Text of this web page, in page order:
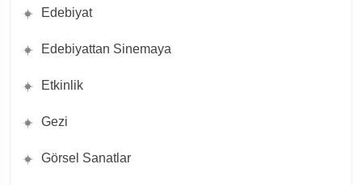
Edebiyat
Edebiyattan Sinemaya
Etkinlik
Gezi
Görsel Sanatlar